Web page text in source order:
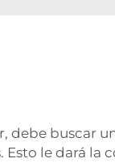
debe buscar
le dará la